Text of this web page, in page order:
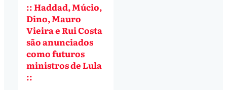
:: Haddad, Múcio,
Dino, Mauro
Vieira e Rui Costa
são anunciados
como futuros
ministros de Lula
::